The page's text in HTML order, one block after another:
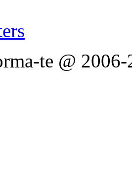
te @